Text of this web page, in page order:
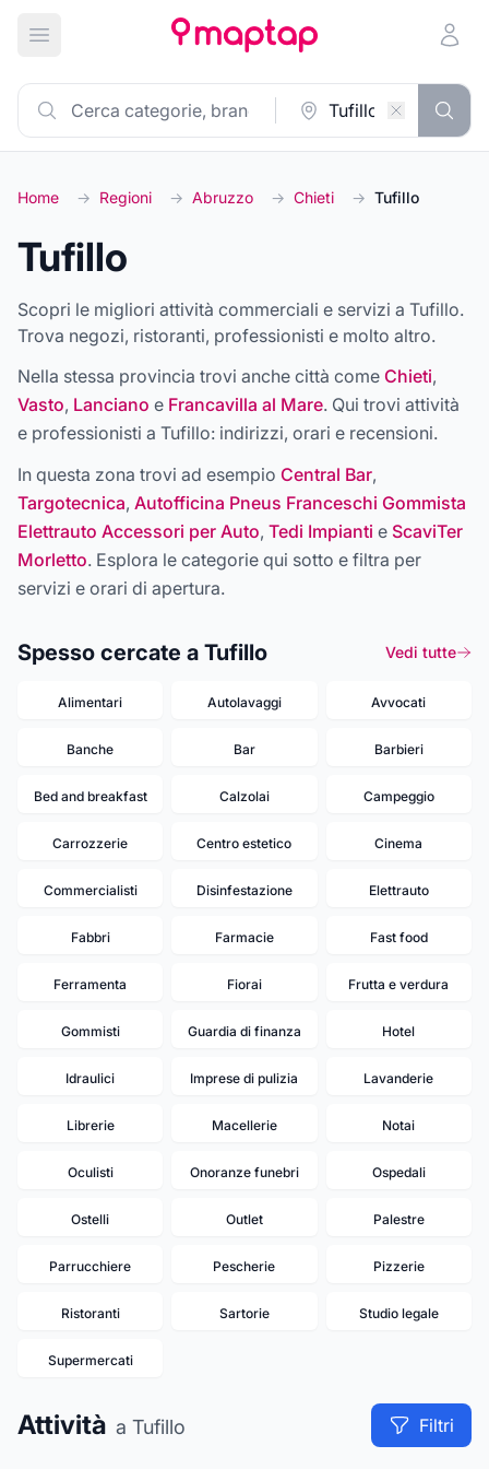
Apri menu principale
Home → Regioni → Abruzzo → Chieti → Tufillo
Tufillo
Scopri le migliori attività commerciali e servizi a Tufillo.
Trova negozi, ristoranti, professionisti e molto altro.
Nella stessa provincia trovi anche città come Chieti,
Vasto, Lanciano e Francavilla al Mare. Qui trovi attività
e professionisti a Tufillo: indirizzi, orari e recensioni.
In questa zona trovi ad esempio Central Bar,
Targotecnica, Autofficina Pneus Franceschi Gommista
Elettrauto Accessori per Auto, Tedi Impianti e ScaviTer
Morletto. Esplora le categorie qui sotto e filtra per
servizi e orari di apertura.
Spesso cercate a Tufillo Vedi tutte
Alimentari Autolavaggi Avvocati
Banche Bar Barbieri
Bed and breakfast Calzolai Campeggio
Carrozzerie Centro estetico Cinema
Commercialisti Disinfestazione Elettrauto
Fabbri Farmacie Fast food
Ferramenta Fiorai Frutta e verdura
Gommisti Guardia di finanza Hotel
Idraulici Imprese di pulizia Lavanderie
Librerie Macellerie Notai
Oculisti Onoranze funebri Ospedali
Ostelli Outlet Palestre
Parrucchiere Pescherie Pizzerie
Ristoranti Sartorie Studio legale
Supermercati
Attività a Tufillo Filtri
17